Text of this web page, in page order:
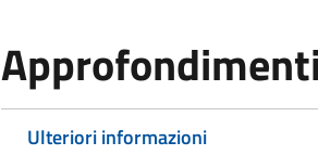
Approfondimenti
Ulteriori informazioni